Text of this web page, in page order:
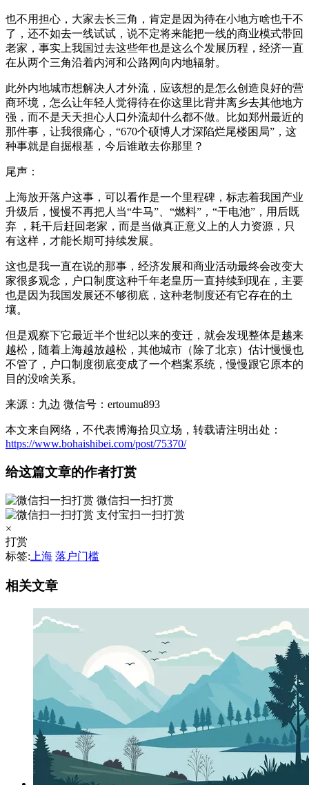
也不用担心，大家去长三角，肯定是因为待在小地方啥也干不
了，还不如去一线试试，说不定将来能把一线的商业模式带回
老家，事实上我国过去这些年也是这么个发展历程，经济一直
在从两个三角沿着内河和公路网向内地辐射。
此外内地城市想解决人才外流，应该想的是怎么创造良好的营
商环境，怎么让年轻人觉得待在你这里比背井离乡去其他地方
强，而不是天天担心人口外流却什么都不做。比如郑州最近的
那件事，让我很痛心，“670个硕博人才深陷烂尾楼困局”，这
种事就是自掘根基，今后谁敢去你那里？
尾声：
上海放开落户这事，可以看作是一个里程碑，标志着我国产业
升级后，慢慢不再把人当“牛马”、“燃料”，“干电池”，用后既
弃 ，耗干后赶回老家，而是当做真正意义上的人力资源，只
有这样，才能长期可持续发展。
这也是我一直在说的那事，经济发展和商业活动最终会改变大
家很多观念，户口制度这种千年老皇历一直持续到现在，主要
也是因为我国发展还不够彻底，这种老制度还有它存在的土
壤。
但是观察下它最近半个世纪以来的变迁，就会发现整体是越来
越松，随着上海越放越松，其他城市（除了北京）估计慢慢也
不管了，户口制度彻底变成了一个档案系统，慢慢跟它原本的
目的没啥关系。
来源：九边 微信号：ertoumu893
本文来自网络，不代表博海拾贝立场，转载请注明出处：
https://www.bohaishibei.com/post/75370/
给这篇文章的作者打赏
微信扫一扫打赏
支付宝扫一扫打赏
×
打赏
标签: 上海 落户门槛
相关文章